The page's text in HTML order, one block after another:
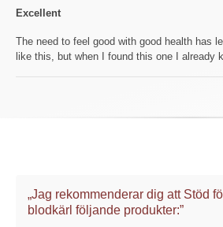
Excellent
The need to feel good with good health has
like this, but when I found this one I already
„Jag rekommenderar dig att Stöd
blodkärl följande produkter:”